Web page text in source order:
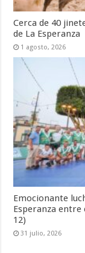
Cerca de 40
de La Esperanza
1 agosto, 2026
Emocionante
Esperanza entre
12)
31 julio, 2026